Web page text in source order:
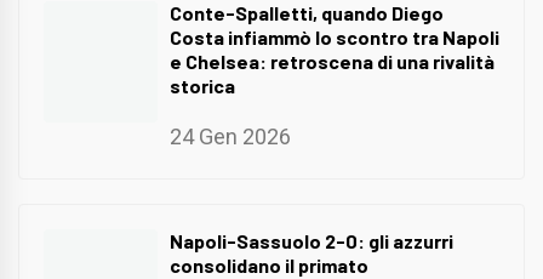
Conte-Spalletti, quando Diego
Costa infiammò lo scontro tra Napoli
e Chelsea: retroscena di una rivalità
storica
24 Gen 2026
Napoli-Sassuolo 2-0: gli azzurri
consolidano il primato